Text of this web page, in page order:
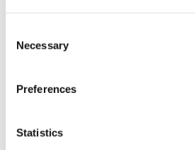
Selection
Necessary
Preferences
Statistics
Tutte le prestazioni di servizi sui
velocemente con il nostro aiuto. Non